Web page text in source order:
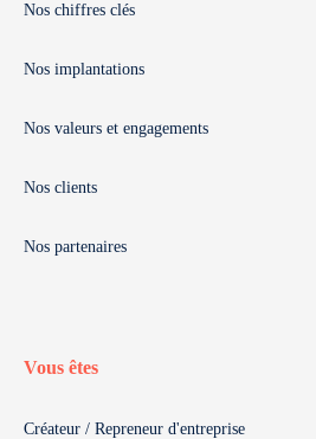
Nos chiffres clés
Nos implantations
Nos valeurs et engagements
Nos clients
Nos partenaires
Vous êtes
Créateur / Repreneur d'entreprise